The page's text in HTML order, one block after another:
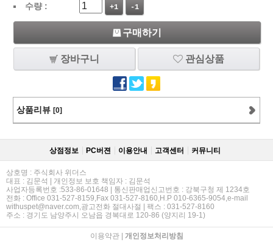
수량 :
+1 -1
구매하기
장바구니 관심상품
상품리뷰 [0]
상점정보 PC버젼 이용안내 고객센터 커뮤니티
상호명 : 주식회사 위더스
대표 : 김문석 | 개인정보 보호 책임자 : 김문석
사업자등록번호 :533-86-01648 | 통신판매업신고번호 : 강북구청 제 1234호
전화 : Office 031-527-8159,Fax 031-527-8160,H.P 010-6365-9054,e-mail
withuspet@naver.com,광고전화 절대사절 | 팩스 : 031-527-8160
주소 : 경기도 남양주시 오남읍 경복대로 120-86 (양지리 19-1)
이용약관| 개인정보처리방침